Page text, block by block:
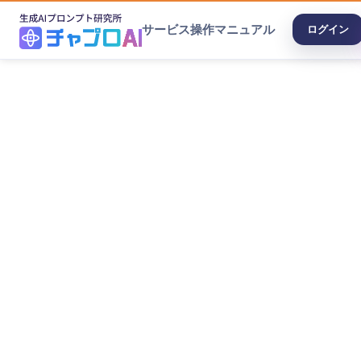
サービス操作マニュアル ログイン